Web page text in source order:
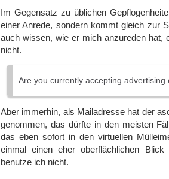
Im Gegensatz zu üblichen
einer Anrede, sondern kommt gleich zur
auch wissen, wie er mich anzureden hat,
nicht.
Are you currently accepting
Aber immerhin, als Mailadresse hat der
genommen, das dürfte in den meisten
das eben sofort in den virtuellen
einmal einen eher oberflächlichen
benutze ich nicht.